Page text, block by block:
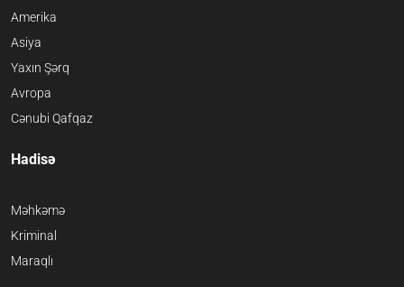
Amerika
Asiya
Yaxın Şərq
Avropa
Cənubi Qafqaz
Hadisə
Məhkəmə
Kriminal
Maraqlı